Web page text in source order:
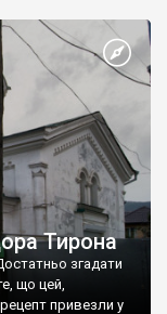
Тирона
згадати
що цей,
привезли у